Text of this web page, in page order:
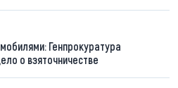
Генпрокуратура
о взяточничестве